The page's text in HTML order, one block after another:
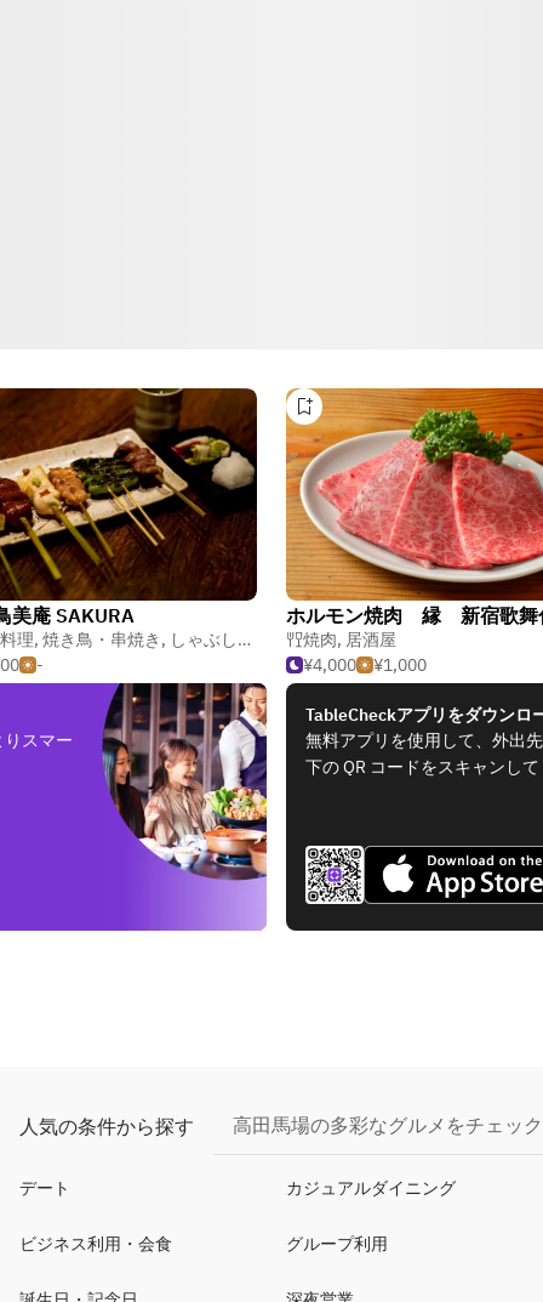
美庵 SAKURA
理, 焼き鳥・串焼き , しゃぶしゃぶ
-
焼肉, 居酒屋
¥4,000
¥1,000
スマー
TableCheckアプリをダウンロ
無料アプリを使用して、外出
下の QR コードをスキャンし
人気の条件から探す 高田馬場の多彩なグルメをチェック
デート カジュアルダイニング
ビジネス利用・会食 グループ利用